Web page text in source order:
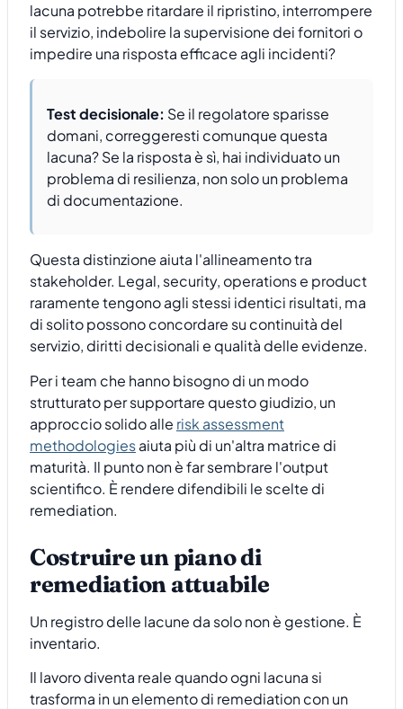
lacuna potrebbe ritardare il ripristino, interrompere
il servizio, indebolire la supervisione dei fornitori o
impedire una risposta efficace agli incidenti?
Test decisionale: Se il regolatore sparisse
domani, correggeresti comunque questa
lacuna? Se la risposta è sì, hai individuato un
problema di resilienza, non solo un problema
di documentazione.
Questa distinzione aiuta l'allineamento tra
stakeholder. Legal, security, operations e product
raramente tengono agli stessi identici risultati, ma
di solito possono concordare su continuità del
servizio, diritti decisionali e qualità delle evidenze.
Per i team che hanno bisogno di un modo
strutturato per supportare questo giudizio, un
approccio solido alle risk assessment
methodologiesaiuta più di un'altra matrice di
maturità. Il punto non è far sembrare l'output
scientifico. È rendere difendibili le scelte di
remediation.
Costruire un piano di
remediation attuabile
Un registro delle lacune da solo non è gestione. È
inventario.
Il lavoro diventa reale quando ogni lacuna si
trasforma in un elemento di remediation con un